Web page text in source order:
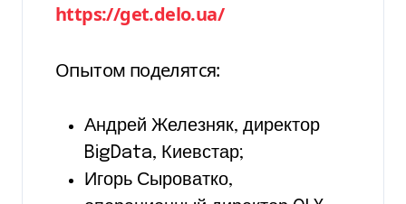
https://get.delo.ua/
Опытом поделятся:
Андрей Железняк, директор
BigData, Киевстар;
Игорь Сыроватко,